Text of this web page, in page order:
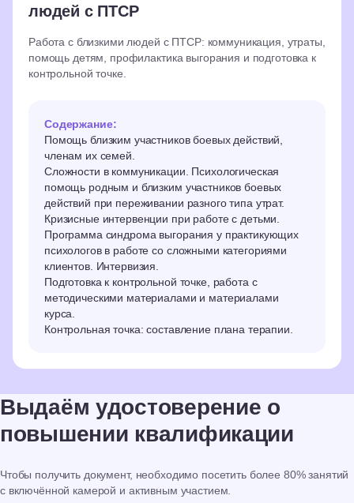
людей с ПТСР
Работа с близкими людей с ПТСР: коммуникация, утраты,
помощь детям, профилактика выгорания и подготовка к
контрольной точке.
Содержание:
Помощь близким участников боевых действий,
членам их семей.
Сложности в коммуникации. Психологическая
помощь родным и близким участников боевых
действий при переживании разного типа утрат.
Кризисные интервенции при работе с детьми.
Программа синдрома выгорания у практикующих
психологов в работе со сложными категориями
клиентов. Интервизия.
Подготовка к контрольной точке, работа с
методическими материалами и материалами
курса.
Контрольная точка: составление плана терапии.
Выдаём удостоверение о
повышении квалификации
Чтобы получить документ, необходимо посетить более 80% занятий
с включённой камерой и активным участием.
и сэкономьте
Стоимость курса ниже, если оплатить
Цена сейчас 45 000 ₽
Цена со 2 сентября 50 000 ₽
−10%
−20%
до
−20%
нашим выпускникам за отзыв
нашему студенту и коллеге,
новым студентам
Суммируйте скидки для большей
выгоды